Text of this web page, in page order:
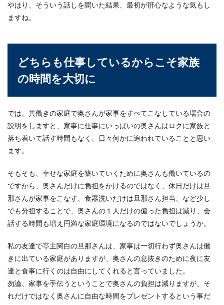
やはり、そういう話しを聞いた結果、最初が肝心なような気もし
ますね。
どちらも仕事しているからこそ家族
の時間を大切に
では、共働きの家庭で奥さんが家事をすべてこなしている場合の
説明をしますと、家事に仕事にいっぱいの奥さんはロクに家族と
落ち着いて話す時間もなく、日々何かに追われていることと思い
ます。
そもそも、幸せな家庭を築いていくために奥さんも働いているの
ですから、奥さんだけに負担をかけるのではなく、休日だけは旦
那さんが家事をこなす、食器洗いだけは旦那さん担当、など少し
でも分担することで、奥さんの１人だけの偏った負担は減り、会
話する時間も増え円満な家庭環境になるのではないでしょうか。
私の友達で亭主関白の旦那さんは、家事は一切行わず奥さんは働
きに出ている家庭がありますが、奥さんの息抜きのために夜に友
達と食事に行くのは自由にしてくれると言っていました。
勿論、家事を手伝うということで奥さんの負担は減りますが、そ
れだけではなく奥さんに自由な時間をプレゼントするという事だ